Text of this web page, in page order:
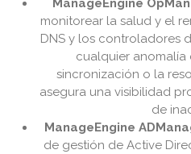
ManageEngine
monitorear la salud y el
DNS y los controladores
cualquier
sincronización o la
asegura una visibilidad
de
ManageEngine
de gestión de Active